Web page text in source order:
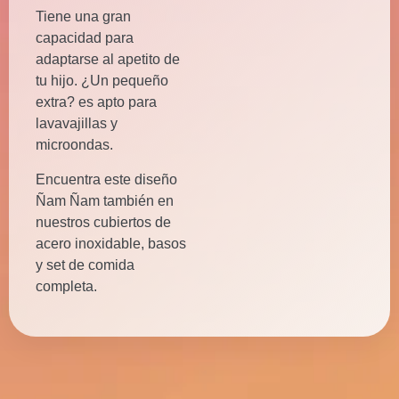
Tiene una gran
capacidad para
adaptarse al apetito de
tu hijo. ¿Un pequeño
extra? es apto para
lavavajillas y
microondas.
Encuentra este diseño
Ñam Ñam también en
nuestros cubiertos de
acero inoxidable, basos
y set de comida
completa.